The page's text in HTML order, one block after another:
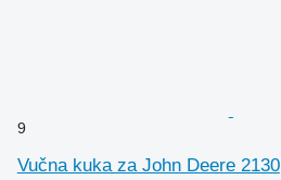
9
Vučna kuka za John Deere 2130